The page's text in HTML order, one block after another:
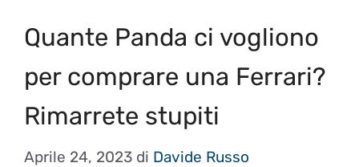
Quante Panda ci vogliono
per comprare una Ferrari?
Rimarrete stupiti
Aprile 24, 2023 di Davide Russo